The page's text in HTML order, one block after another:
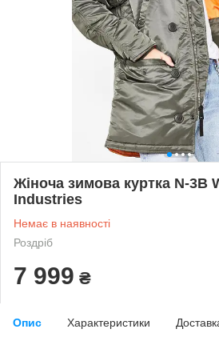
Жіноча зимова куртка N-3B
Industries
Немає в наявності
Роздріб
7 999 ₴
Опис Характеристики